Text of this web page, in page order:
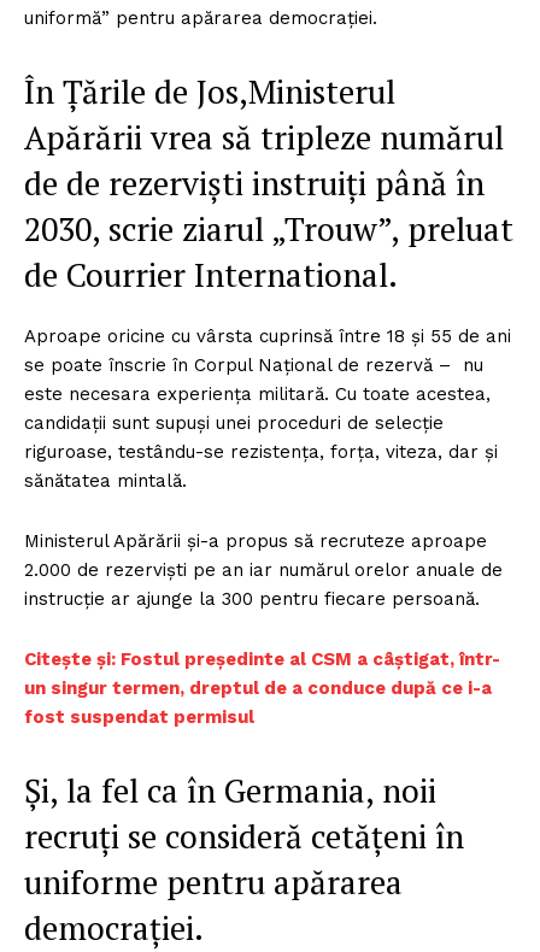
uniformă” pentru apărarea democrației.
În Țările de Jos,Ministerul
Apărării vrea să tripleze numărul
de de rezerviști instruiți până în
2030, scrie ziarul „Trouw”, preluat
de Courrier International.
Aproape oricine cu vârsta cuprinsă între 18 și 55 de ani
se poate înscrie în Corpul Național de rezervă – nu
este necesara experiența militară. Cu toate acestea,
candidații sunt supuși unei proceduri de selecție
riguroase, testându-se rezistența, forța, viteza, dar și
sănătatea mintală.
Ministerul Apărării și-a propus să recruteze aproape
2.000 de rezerviști pe an iar numărul orelor anuale de
instrucție ar ajunge la 300 pentru fiecare persoană.
Citește și: Fostul președinte al CSM a câștigat, într-
un singur termen, dreptul de a conduce după ce i-a
fost suspendat permisul
Și, la fel ca în Germania, noii
recruți se consideră cetățeni în
uniforme pentru apărarea
democrației.